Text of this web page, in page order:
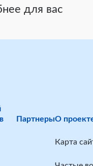
для вас
ПартнерыО
Карта